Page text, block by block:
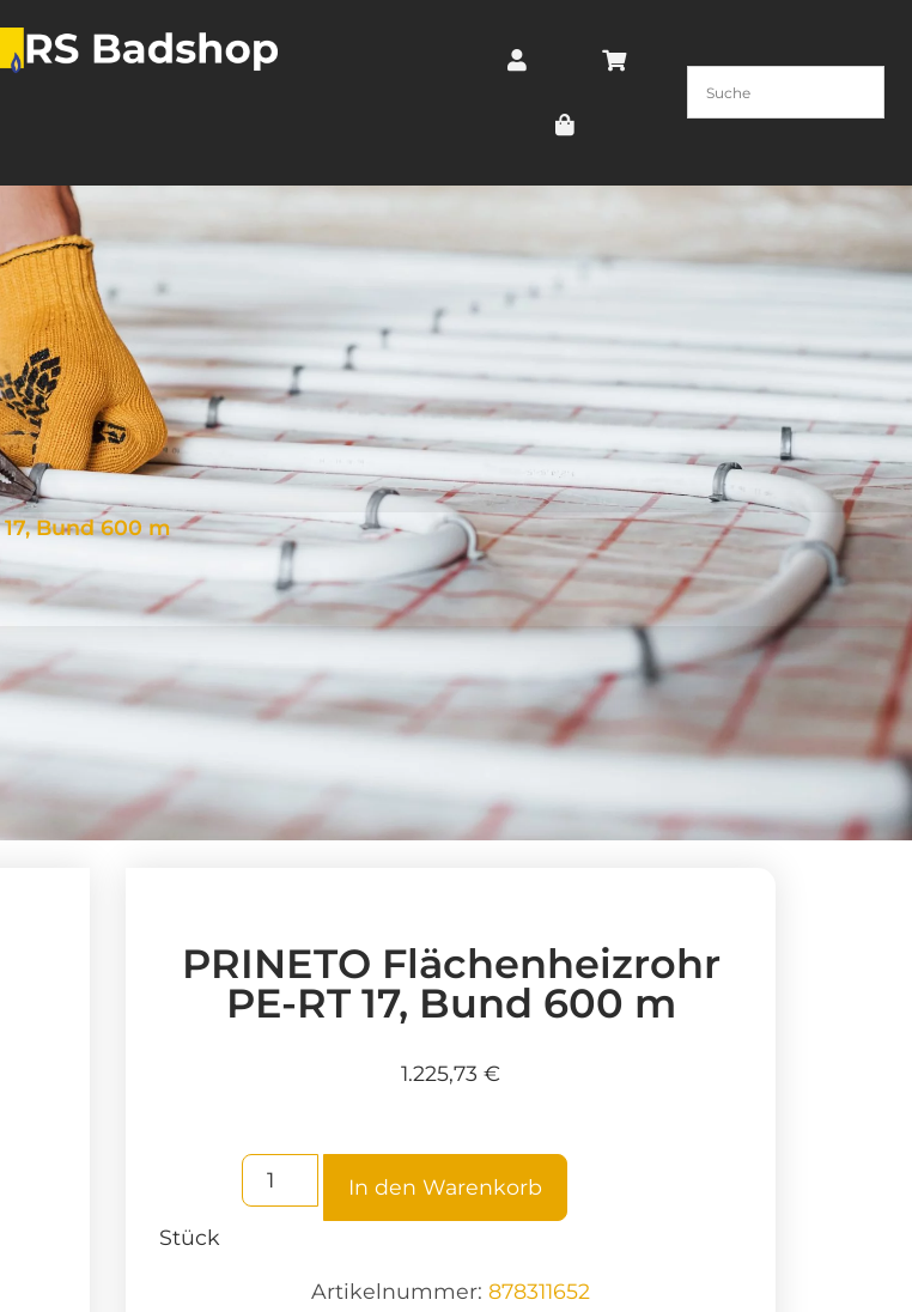
Bund 600 m
PRINETO Flächenheizrohr
PE-RT 17, Bund 600 m
1.225,73 €
Stück
In den Warenkorb
Artikelnummer: 878311652